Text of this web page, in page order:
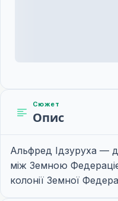
Сюжет
Опис
Альфред Ідзуруха —
між Земною
колонії Земної